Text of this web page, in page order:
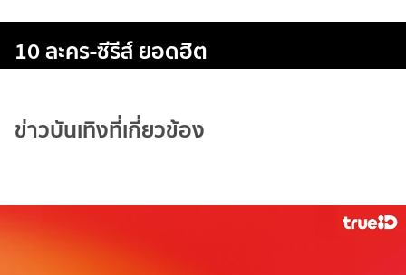
10 ละคร-ซีรีส์ ยอดฮิต
ข่าวบันเทิงที่เกี่ยวข้อง